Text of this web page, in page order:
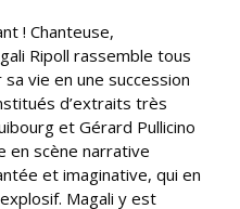
! Chanteuse,
Ripoll rassemble tous
vie en une succession
d’extraits très
et Gérard Pullicino
en scène narrative
et imaginative, qui en
Magali y est